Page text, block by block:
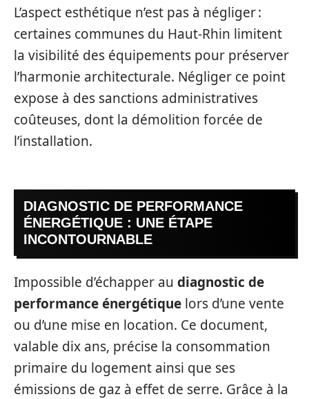
L’aspect esthétique n’est pas à négliger :
certaines communes du Haut-Rhin limitent
la visibilité des équipements pour préserver
l’harmonie architecturale. Négliger ce point
expose à des sanctions administratives
coûteuses, dont la démolition forcée de
l’installation.
DIAGNOSTIC DE PERFORMANCE
ÉNERGÉTIQUE : UNE ÉTAPE
INCONTOURNABLE
Impossible d’échapper au diagnostic de
performance énergétique lors d’une vente
ou d’une mise en location. Ce document,
valable dix ans, précise la consommation
primaire du logement ainsi que ses
émissions de gaz à effet de serre. Grâce à la